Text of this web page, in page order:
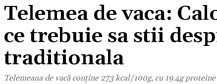
Telemea de vaca:
ce trebuie sa stii
traditionala
Telemeaua de vacă conține 273 kcal/100g, cu 19.4g